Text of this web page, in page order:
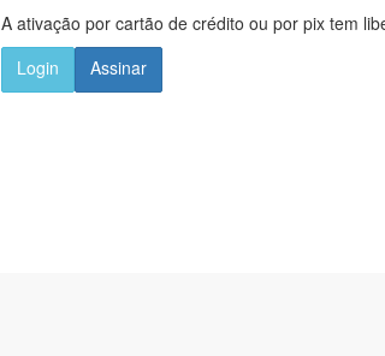
A ativação por cartão de crédito ou por pix tem
Login
Assinar